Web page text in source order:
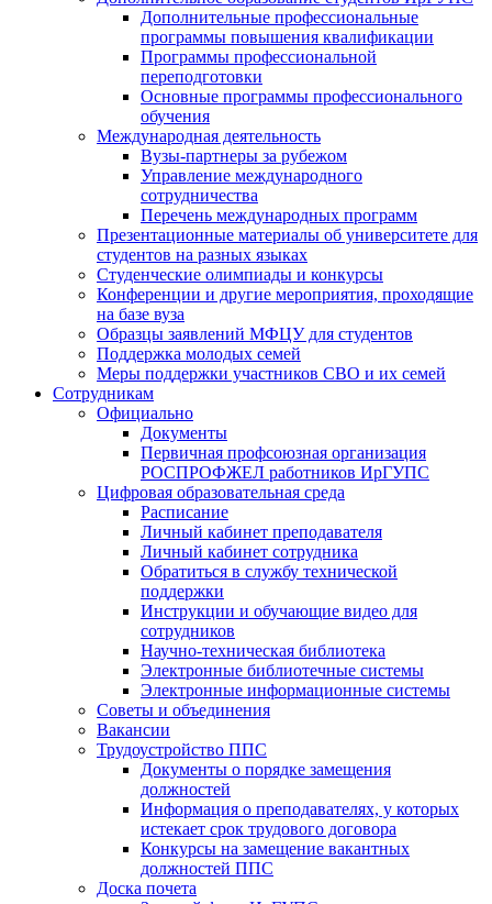
Дополнительные профессиональные
программы повышения квалификации
Программы профессиональной
переподготовки
Основные программы профессионального
обучения
Международная деятельность
Вузы-партнеры за рубежом
Управление международного
сотрудничества
Перечень международных программ
Презентационные материалы об университете для
студентов на разных языках
Студенческие олимпиады и конкурсы
Конференции и другие мероприятия, проходящие
на базе вуза
Образцы заявлений МФЦУ для студентов
Поддержка молодых семей
Меры поддержки участников СВО и их семей
Сотрудникам
Официально
Документы
Первичная профсоюзная организация
РОСПРОФЖЕЛ работников ИрГУПС
Цифровая образовательная среда
Расписание
Личный кабинет преподавателя
Личный кабинет сотрудника
Обратиться в службу технической
поддержки
Инструкции и обучающие видео для
сотрудников
Научно-техническая библиотека
Электронные библиотечные системы
Электронные информационные системы
Советы и объединения
Вакансии
Трудоустройство ППС
Документы о порядке замещения
должностей
Информация о преподавателях, у которых
истекает срок трудового договора
Конкурсы на замещение вакантных
должностей ППС
Доска почета